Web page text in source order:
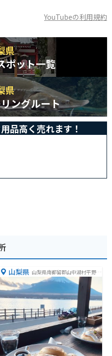
YouTubeの利用規約
県
ポット一覧
県
ングルート
品高く売れます！
山梨県 山梨県南都留郡山中湖村平野３
７５２